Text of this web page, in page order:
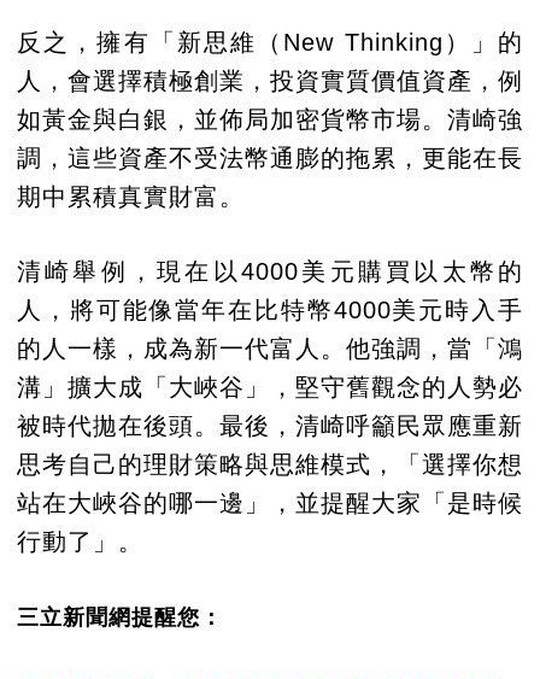
反之，擁有「新思維（New Thinking）」的
人，會選擇積極創業，投資實質價值資產，例
如黃金與白銀，並佈局加密貨幣市場。清崎強
調，這些資產不受法幣通膨的拖累，更能在長
期中累積真實財富。
清崎舉例，現在以4000美元購買以太幣的
人，將可能像當年在比特幣4000美元時入手
的人一樣，成為新一代富人。他強調，當「鴻
溝」擴大成「大峽谷」，堅守舊觀念的人勢必
被時代拋在後頭。最後，清崎呼籲民眾應重新
思考自己的理財策略與思維模式，「選擇你想
站在大峽谷的哪一邊」，並提醒大家「是時候
行動了」。
三立新聞網提醒您：